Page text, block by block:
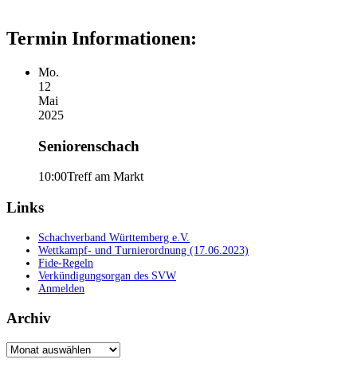
Termin Informationen:
Mo.
12
Mai
2025
Seniorenschach
10:00Treff am Markt
Links
Schachverband Württemberg e.V.
Wettkampf- und Turnierordnung (17.06.2023)
Fide-Regeln
Verkündigungsorgan des SVW
Anmelden
Archiv
Archiv